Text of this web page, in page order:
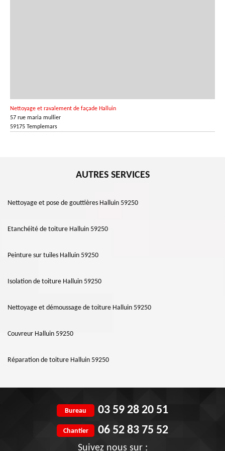
Nettoyage et ravalement de façade Halluin
57 rue maria mullier
59175 Templemars
AUTRES SERVICES
Nettoyage et pose de gouttières Halluin 59250
Etanchéité de toiture Halluin 59250
Peinture sur tuiles Halluin 59250
Isolation de toiture Halluin 59250
Nettoyage et démoussage de toiture Halluin 59250
Couvreur Halluin 59250
Réparation de toiture Halluin 59250
Bureau 03 59 28 20 51
Chantier 06 52 83 75 52
Suivez nous sur :